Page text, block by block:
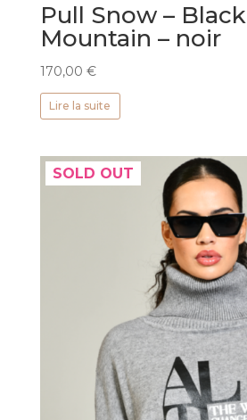
Pull Snow – Black
Mountain – noir
170,00 €
Lire la suite
SOLD OUT